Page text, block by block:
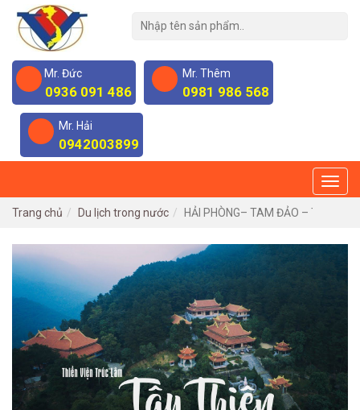
Mr. Đức
0936 091 486
Mr. Thêm
0981 986 568
Mr. Hải
0942003899
Trang chủ Du lịch trong nước HẢI PHÒNG– TAM ĐẢO – THIỀN